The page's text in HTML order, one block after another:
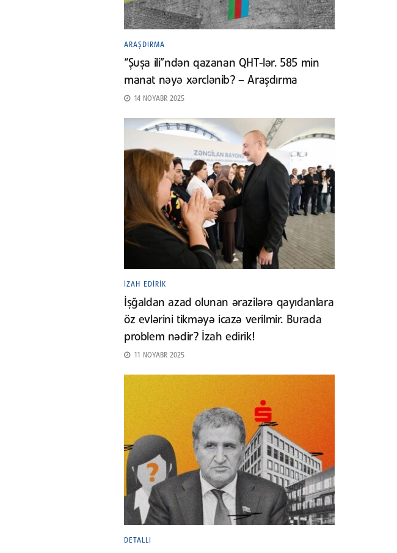
ARAŞDIRMA
“Şuşa ili”ndən qazanan QHT-lər. 585 min
manat nəyə xərclənib? – Araşdırma
14 NOYABR 2025
İZAH EDIRIK
İşğaldan azad olunan ərazilərə qayıdanlara
öz evlərini tikməyə icazə verilmir. Burada
problem nədir? İzah edirik!
11 NOYABR 2025
DETALLI